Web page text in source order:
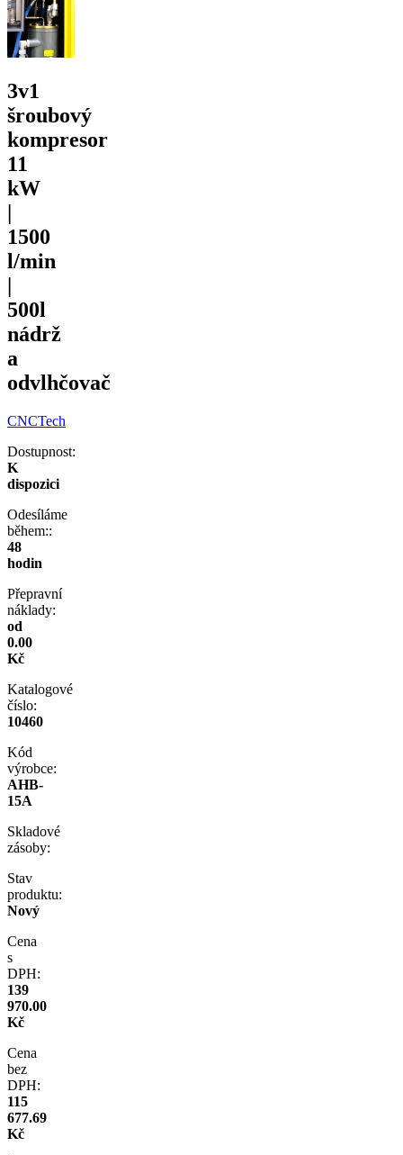
3v1
šroubový
kompresor
11
kW
|
1500
l/min
|
500l
nádrž
a
odvlhčovač
CNCTech
Dostupnost:
K
dispozici
Odesíláme
během::
48
hodin
Přepravní
náklady:
od
0.00
Kč
Katalogové
číslo:
10460
Kód
výrobce:
AHB-
15A
Skladové
zásoby:
Stav
produktu:
Nový
Cena
s
DPH:
139
970.00
Kč
Cena
bez
DPH:
115
677.69
Kč